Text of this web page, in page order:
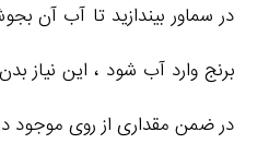
در سماور بیندازید تا آب آن
برنج وارد آب شود ، این نیاز
در ضمن مقداری از روی موجود